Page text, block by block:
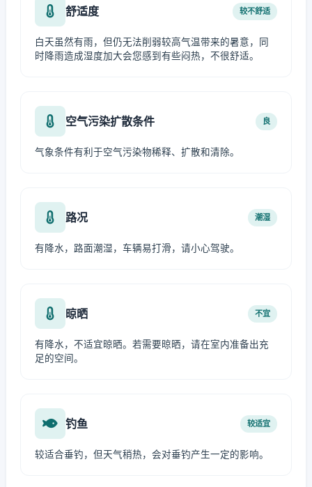
舒适度 较不舒适
白天虽然有雨，但仍无法削弱较高气温带来的暑意，同
时降雨造成湿度加大会您感到有些闷热，不很舒适。
空气污染扩散条件 良
气象条件有利于空气污染物稀释、扩散和清除。
路况 潮湿
有降水，路面潮湿，车辆易打滑，请小心驾驶。
晾晒 不宜
有降水，不适宜晾晒。若需要晾晒，请在室内准备出充
足的空间。
钓鱼 较适宜
较适合垂钓，但天气稍热，会对垂钓产生一定的影响。